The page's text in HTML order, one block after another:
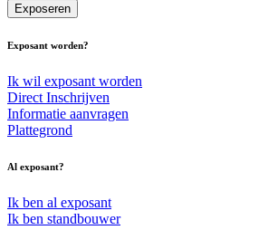
Exposeren
Exposant worden?
Ik wil exposant worden
Direct Inschrijven
Informatie aanvragen
Plattegrond
Al exposant?
Ik ben al exposant
Ik ben standbouwer